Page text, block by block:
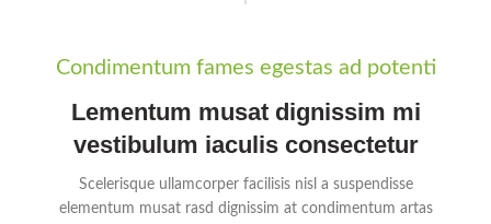
Condimentum fames egestas ad potenti
Lementum musat dignissim mi
vestibulum iaculis consectetur
Scelerisque ullamcorper facilisis nisl a suspendisse
elementum musat rasd dignissim at condimentum artas